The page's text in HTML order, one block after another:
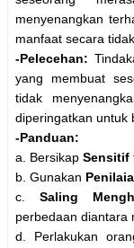
menyenangkan
manfaat secara
-Pelecehan:
yang membuat
tidak
diperingatkan untuk
-Panduan:
a. Bersikap Sensitif
b. Gunakan
c. Saling
perbedaan diantara
d. Perlakukan